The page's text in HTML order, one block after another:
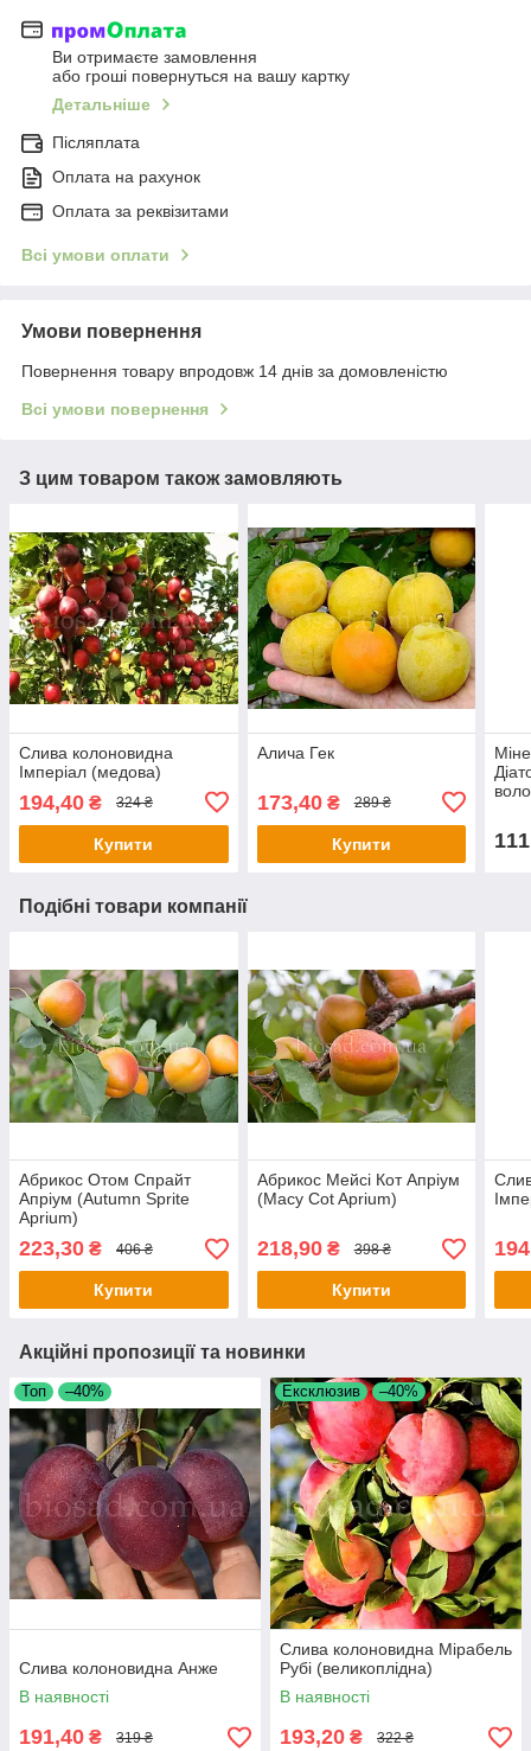
Ви отримаєте замовлення
або гроші повернуться на вашу картку
Детальніше
Післяплата
Оплата на рахунок
Оплата за реквізитами
Всі умови оплати
Умови повернення
Повернення товару впродовж 14 днів за домовленістю
Всі умови повернення
З цим товаром також замовляють
Слива колоновидна
Імперіал (медова)
194,40 ₴ 324 ₴
Купити
Алича Гек
173,40₴ 289 ₴
Купити 111
Подібні товари компанії
Абрикос Отом Спрайт
Апріум (Autumn Sprite
Aprium)
223,30 ₴ 406 ₴
Купити
Абрикос Мейсі Кот Апріум
(Macy Cot Aprium)
218,90₴ 398 ₴
Купити
Акційні пропозиції та новинки
Топ –40%
Слива колоновидна Анже
В наявності
191,40 ₴ 319 ₴
Ексклюзив –40%
Слива колоновидна Мірабель
Рубі (великоплідна)
В наявності
193,20 ₴ 322 ₴